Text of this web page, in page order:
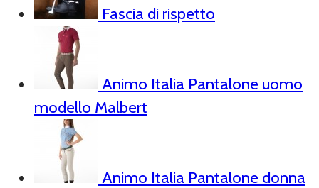
Fascia di rispetto
Animo Italia Pantalone uomo
modello Malbert
Animo Italia Pantalone donna